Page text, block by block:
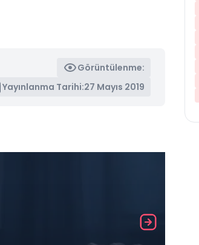
Görüntülenme:
Yayınlanma Tarihi:27 Mayıs 2019